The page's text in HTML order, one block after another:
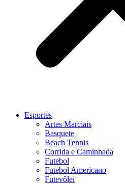
Esportes
Artes Marciais
Basquete
Beach Tennis
Corrida e Caminhada
Futebol
Futebol Americano
Futevôlei